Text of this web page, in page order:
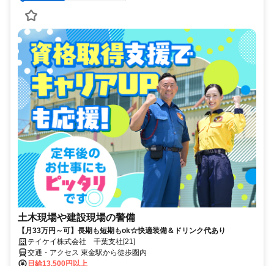
土木現場や建設現場の警備
【月33万円～可】長期も短期もok☆快適装備＆ドリンク代あり
テイケイ株式会社 千葉支社[21]
交通・アクセス 東金駅から徒歩圏内
日給13,500円以上